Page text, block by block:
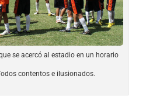
se acercó al estadio en un horario
contentos e ilusionados.